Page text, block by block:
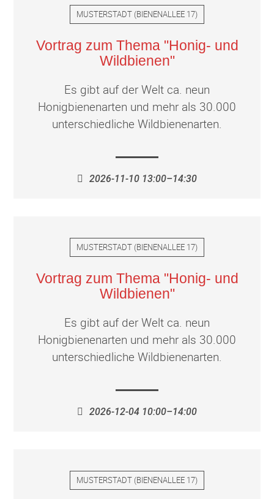
MUSTERSTADT (BIENENALLEE 17)
Vortrag zum Thema "Honig- und
Wildbienen"
Es gibt auf der Welt ca. neun
Honigbienenarten und mehr als 30.000
unterschiedliche Wildbienenarten.
2026-11-10 13:00–14:30
MUSTERSTADT (BIENENALLEE 17)
Vortrag zum Thema "Honig- und
Wildbienen"
Es gibt auf der Welt ca. neun
Honigbienenarten und mehr als 30.000
unterschiedliche Wildbienenarten.
2026-12-04 10:00–14:00
MUSTERSTADT (BIENENALLEE 17)